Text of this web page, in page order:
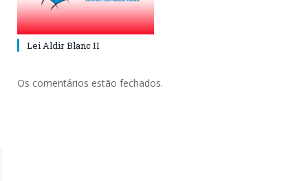
Lei Aldir Blanc II
Os comentários estão fechados.